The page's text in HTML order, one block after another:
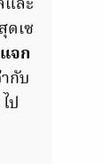
ดเซ
จก
กับ
ป